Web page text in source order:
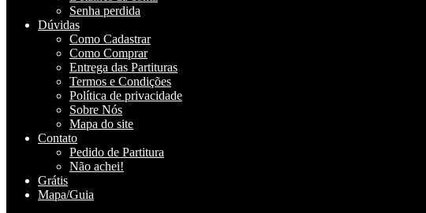
Senha perdida
Dúvidas
Como Cadastrar
Como Comprar
Entrega das Partituras
Termos e Condições
Política de privacidade
Sobre Nós
Mapa do site
Contato
Pedido de Partitura
Não achei!
Grátis
Mapa/Guia